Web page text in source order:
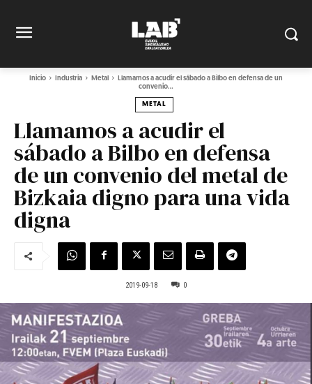
Inicio Industria Metal
Llamamos a acudir el sábado a Bilbo en defensa de un
convenio...
METAL
Llamamos a acudir el
sábado a Bilbo en defensa
de un convenio del metal de
Bizkaia digno para una vida
digna
2019-09-18 0